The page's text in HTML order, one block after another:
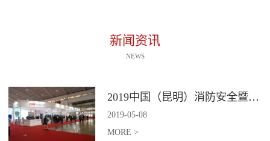
新闻资讯
NEWS
2019中国（昆明）消防安全暨应急救援装备展览会
2019-05-08
MORE >